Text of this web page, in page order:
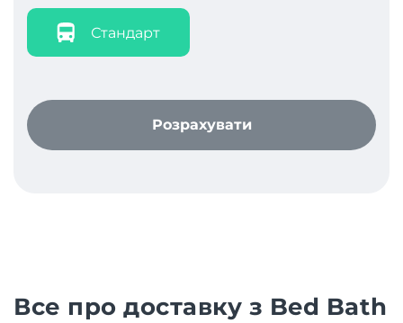
Стандарт
Розрахувати
Все про доставку з Bed Bath